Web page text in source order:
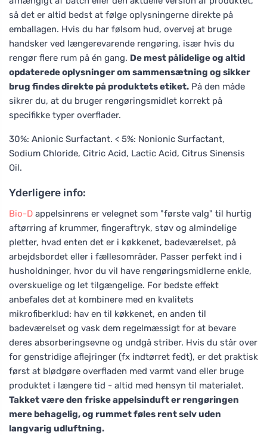
så det er altid bedst at følge oplysningerne direkte på
emballagen. Hvis du har følsom hud, overvej at bruge
handsker ved længerevarende rengøring, især hvis du
rengør flere rum på én gang. De mest pålidelige og altid
opdaterede oplysninger om sammensætning og sikker
brug findes direkte på produktets etiket. På den måde
sikrer du, at du bruger rengøringsmidlet korrekt på
specifikke typer overflader.
30%: Anionic Surfactant. < 5%: Nonionic Surfactant,
Sodium Chloride, Citric Acid, Lactic Acid, Citrus Sinensis
Oil.
Yderligere info:
Bio-D appelsinrens er velegnet som "første valg" til hurtig
aftørring af krummer, fingeraftryk, støv og almindelige
pletter, hvad enten det er i køkkenet, badeværelset, på
arbejdsbordet eller i fællesområder. Passer perfekt ind i
husholdninger, hvor du vil have rengøringsmidlerne enkle,
overskuelige og let tilgængelige. For bedste effekt
anbefales det at kombinere med en kvalitets
mikrofiberklud: hav en til køkkenet, en anden til
badeværelset og vask dem regelmæssigt for at bevare
deres absorberingsevne og undgå striber. Hvis du står over
for genstridige aflejringer (fx indtørret fedt), er det praktisk
først at blødgøre overfladen med varmt vand eller bruge
produktet i længere tid - altid med hensyn til materialet.
Takket være den friske appelsinduft er rengøringen
mere behagelig, og rummet føles rent selv uden
langvarig udluftning.